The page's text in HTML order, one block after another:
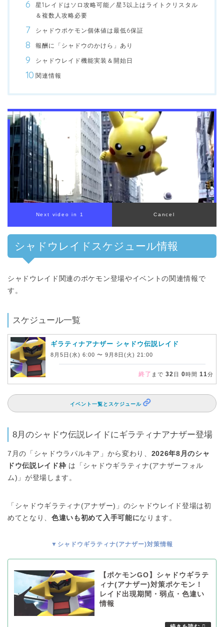
星1レイドはソロ攻略可能／星3以上はライトクリスタル
＆複数人攻略必要
シャドウポケモン個体値は最低6保証
報酬に「シャドウのかけら」あり
シャドウレイド機能実装＆開始日
関連情報
00:00 /01:00
シャドウレイドスケジュール情報
シャドウレイド関連のポケモン登場やイベントの関連情報で
す。
スケジュール一覧
ギラティナアナザー シャドウ伝説レイド
8月5日(水) 6:00 〜 9月8日(火) 21:00
終了 まで 32 日 0時間 11分
イベント一覧とスケジュール
8月のシャドウ伝説レイドにギラティナアナザー登場
7月の「シャドウラパルキア」から変わり、 2026年8月のシャ
ドウ伝説レイド枠 は「シャドウギラティナ(アナザーフォル
ム)」が登場します。
「シャドウギラティナ(アナザー)」のシャドウレイド登場は初
めてとなり、色違いも初めて入手可能になります。
▼シャドウギラティナ(アナザー)対策情報
【ポケモンGO】シャドウギラテ
ィナ(アナザー)対策ポケモン！
レイド出現期間・弱点・色違い
情報